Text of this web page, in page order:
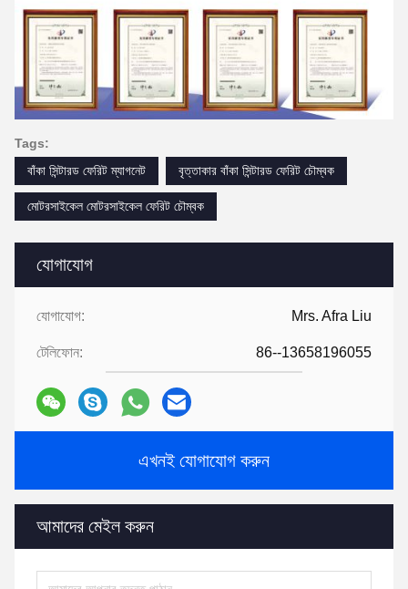
যোগাযোগ
যোগাযোগ: Mrs. Afra Liu
টেলিফোন: 86--13658196055
এখনই যোগাযোগ করুন
আমাদের মেইল ​​করুন
Tags:
বাঁকা সিন্টারড ফেরিট ম্যাগনেট
বৃত্তাকার বাঁকা সিন্টারড ফেরিট চৌম্বক
মোটরসাইকেল মোটরসাইকেল ফেরিট চৌম্বক